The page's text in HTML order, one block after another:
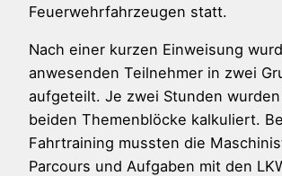
Feuerwehrfahrzeugen statt.
Nach einer kurzen Einweisung
anwesenden Teilnehmer in zwei
aufgeteilt. Je zwei Stunden
beiden Themenblöcke kalkuliert.
Fahrtraining mussten die
Parcours und Aufgaben mit den